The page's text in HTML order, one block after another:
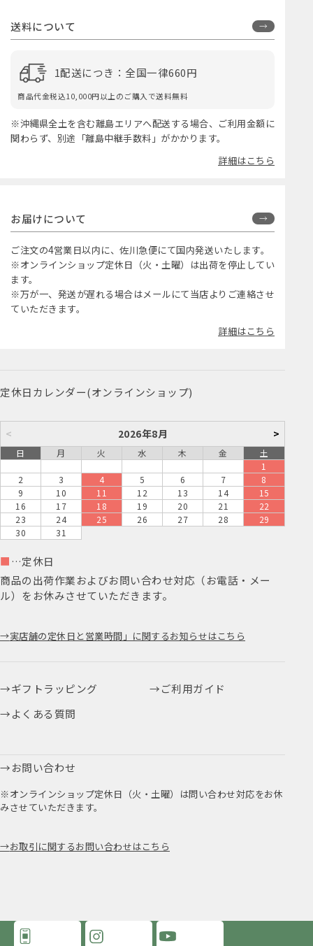
送料について
1配送につき：全国一律660円
商品代金税込10,000円以上のご購入で送料無料
※沖縄県全土を含む離島エリアへ配送する場合、ご利用金額に
関わらず、別途「離島中継手数料」がかかります。
詳細はこちら
お届けについて
ご注文の4営業日以内に、佐川急便にて国内発送いたします。
※オンラインショップ定休日（火・土曜）は出荷を停止してい
ます。
※万が一、発送が遅れる場合はメールにて当店よりご連絡させ
ていただきます。
詳細はこちら
定休日カレンダー(オンラインショップ)
< 2026年8月 >
日 月 火 水 木 金
土
1
2
3 4 5 6 7
8
9
10 11 12 13 14
15
16
17 18 19 20 21
22
23
24 25 26 27 28
29
30
31
■ …定休日
商品の出荷作業およびお問い合わせ対応（お電話・メー
ル）をお休みさせていただきます。
実店舗の定休日と営業時間」に関するお知らせはこちら
ギフトラッピング
ご利用ガイド
よくある質問
お問い合わせ
※オンラインショップ定休日（火・土曜）は問い合わせ対応をお休
みさせていただきます。
お取引に関するお問い合わせはこちら